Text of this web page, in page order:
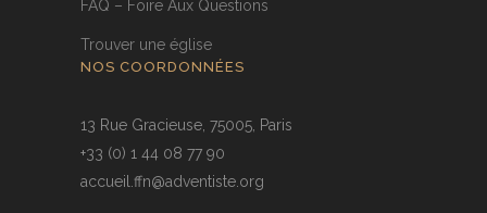
FAQ – Foire Aux Questions
Trouver une église
NOS COORDONNÉES
13 Rue Gracieuse, 75005, Paris
+33 (0) 1 44 08 77 90
accueil.ffn@adventiste.org